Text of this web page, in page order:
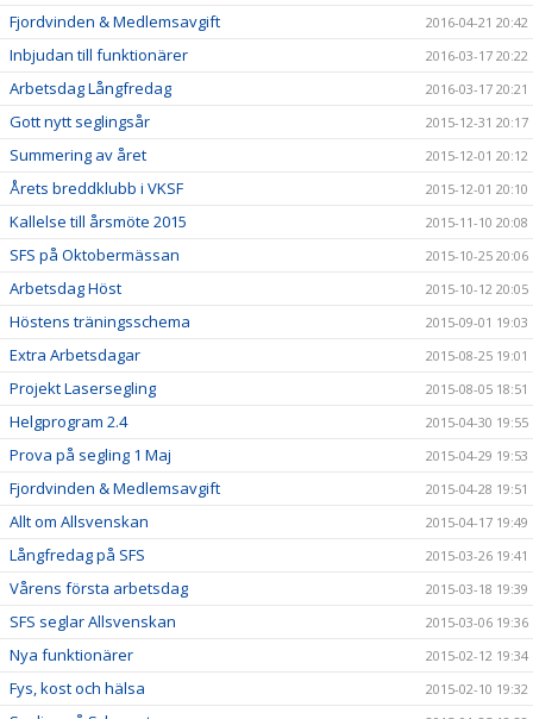
Fjordvinden & Medlemsavgift 2016-04-21 20:42
Inbjudan till funktionärer 2016-03-17 20:22
Arbetsdag Långfredag 2016-03-17 20:21
Gott nytt seglingsår 2015-12-31 20:17
Summering av året 2015-12-01 20:12
Årets breddklubb i VKSF 2015-12-01 20:10
Kallelse till årsmöte 2015 2015-11-10 20:08
SFS på Oktobermässan 2015-10-25 20:06
Arbetsdag Höst 2015-10-12 20:05
Höstens träningsschema 2015-09-01 19:03
Extra Arbetsdagar 2015-08-25 19:01
Projekt Lasersegling 2015-08-05 18:51
Helgprogram 2.4 2015-04-30 19:55
Prova på segling 1 Maj 2015-04-29 19:53
Fjordvinden & Medlemsavgift 2015-04-28 19:51
Allt om Allsvenskan 2015-04-17 19:49
Långfredag på SFS 2015-03-26 19:41
Vårens första arbetsdag 2015-03-18 19:39
SFS seglar Allsvenskan 2015-03-06 19:36
Nya funktionärer 2015-02-12 19:34
Fys, kost och hälsa 2015-02-10 19:32